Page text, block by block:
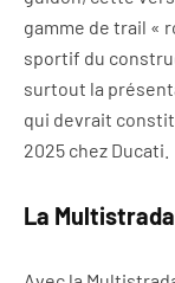
gamme de trail «
sportif du
surtout la
qui devrait
2025 chez Ducati.
La